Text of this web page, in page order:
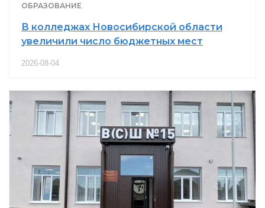
ОБРАЗОВАНИЕ
В колледжах Новосибирской области
увеличили число бюджетных мест
2026-08-04